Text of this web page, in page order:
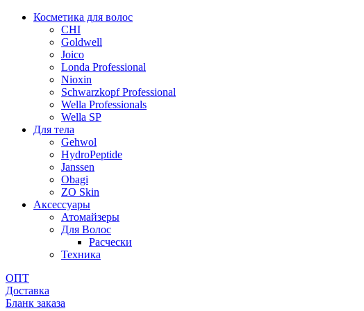
Косметика для волос
CHI
Goldwell
Joico
Londa Professional
Nioxin
Schwarzkopf Professional
Wella Professionals
Wella SP
Для тела
Gehwol
HydroPeptide
Janssen
Obagi
ZO Skin
Aксессуары
Атомайзеры
Для Волос
Расчески
Техника
ОПТ
Доставка
Бланк заказа